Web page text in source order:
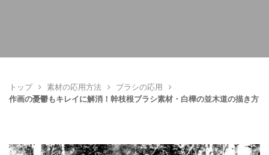
トップ 素材の応用方法
ブラシの応用
作画の憂鬱もキレイに解消！幹枝根ブラシ素材・白樺の並木道の描き方